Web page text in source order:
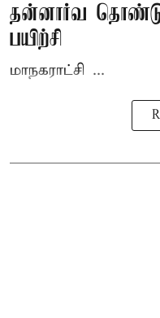
தன்னார்வ தொண்டு
பயிற்சி
மாநகராட்சி ...